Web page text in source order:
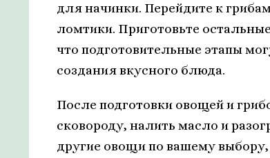
для начинки. Перейдите к
ломтики. Приготовьте
что подготовительные этапы
создания вкусного блюда.
После подготовки овощей и
сковороду, налить масло и
другие овощи по вашему выбору,